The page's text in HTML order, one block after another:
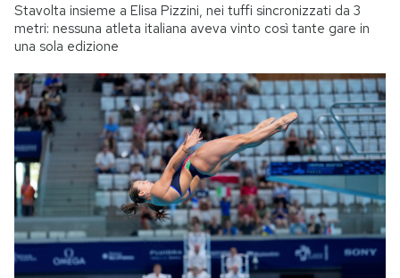
Stavolta insieme a Elisa Pizzini, nei tuffi sincronizzati da 3
metri: nessuna atleta italiana aveva vinto così tante gare in
una sola edizione